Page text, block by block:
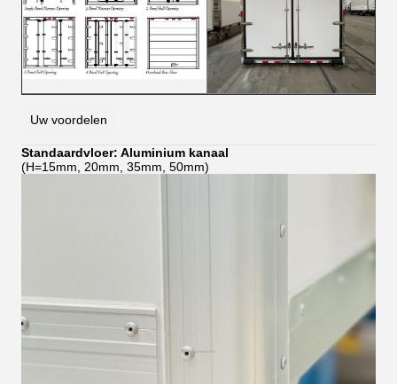
Uw voordelen
Standaardvloer: Aluminium kanaal
(H=15mm, 20mm, 35mm, 50mm)